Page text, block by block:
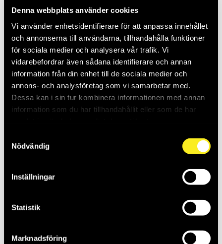
Denna webbplats använder cookies
Vi använder enhetsidentifierare för att anpassa innehållet
och annonserna till användarna, tillhandahålla funktioner
för sociala medier och analysera vår trafik. Vi
vidarebefordrar även sådana identifierare och annan
information från din enhet till de sociala medier och
annons- och analysföretag som vi samarbetar med.
Dessa kan i sin tur kombinera informationen med annan
information som du har tillhandahållit eller som de har
Nödvändig
Inställningar
Statistik
Marknadsföring
THO964606
THO964608
THO964609